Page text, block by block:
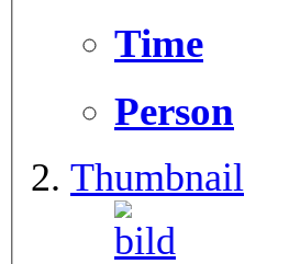
Time
Person
Thumbnail